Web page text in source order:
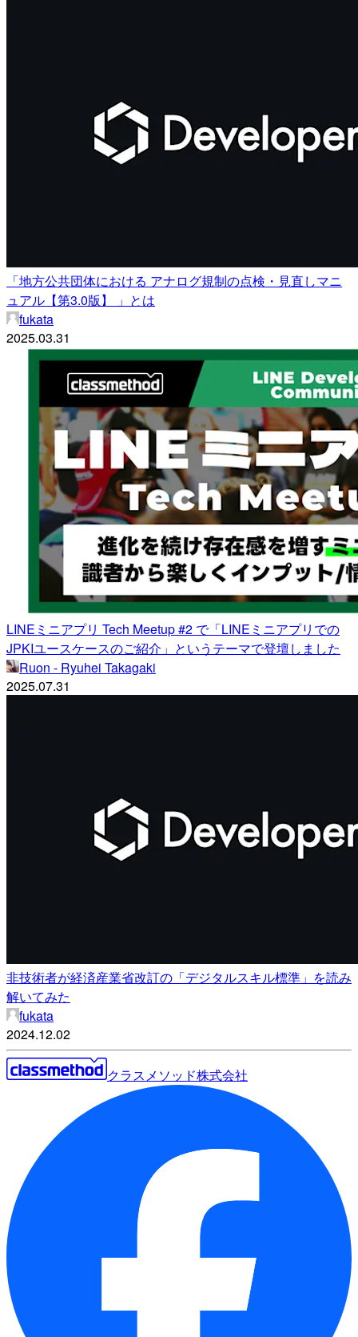
「地方公共団体における アナログ規制の点検・見直しマニ
ュアル【第3.0版】 」とは
fukata
2025.03.31
LINEミニアプリ Tech Meetup #2 で「LINEミニアプリでの
JPKIユースケースのご紹介」というテーマで登壇しました
Ruon - Ryuhei Takagaki
2025.07.31
非技術者が経済産業省改訂の「デジタルスキル標準」を読み
解いてみた
fukata
2024.12.02
クラスメソッド株式会社